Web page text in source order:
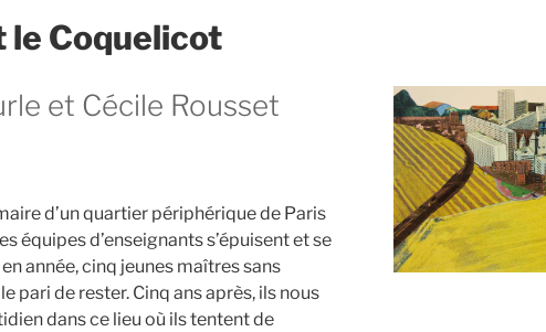
le Coquelicot
et Cécile Rousset
d’un quartier périphérique de Paris
équipes d’enseignants s’épuisent et se
année, cinq jeunes maîtres sans
pari de rester. Cinq ans après, ils nous
dans ce lieu où ils tentent de